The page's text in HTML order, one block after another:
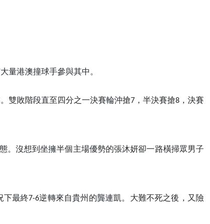
量港澳撞球手參與其中。
雙敗階段直至四分之一決賽輪沖搶7，半決賽搶8，決賽
。沒想到坐擁半個主場優勢的張沐妍卻一路橫掃眾男子
最終7-6逆轉來自貴州的龔連凱。大難不死之後，又險